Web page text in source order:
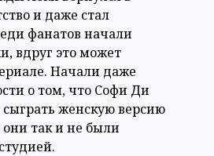
и даже стал
фанатов начали
вдруг это может
Начали даже
о том, что Софи Ди
женскую версию
они так и не были